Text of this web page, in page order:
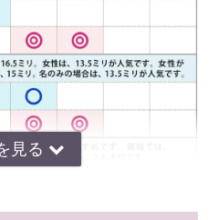
てはならないといわれますが、そ
うと乾燥する際にひび割れてしまう
その心配もないため、印鑑として
す。 さらにチタンは海水でも錆び
でも紛失さえしなければずっと使い
ません。 ほかの印鑑が水洗い禁止